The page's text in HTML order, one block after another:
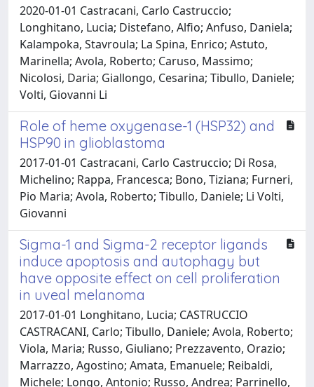
2020-01-01 Castracani, Carlo Castruccio;
Longhitano, Lucia; Distefano, Alfio; Anfuso, Daniela;
Kalampoka, Stavroula; La Spina, Enrico; Astuto,
Marinella; Avola, Roberto; Caruso, Massimo;
Nicolosi, Daria; Giallongo, Cesarina; Tibullo, Daniele;
Volti, Giovanni Li
Role of heme oxygenase-1 (HSP32) and
HSP90 in glioblastoma
2017-01-01 Castracani, Carlo Castruccio; Di Rosa,
Michelino; Rappa, Francesca; Bono, Tiziana; Furneri,
Pio Maria; Avola, Roberto; Tibullo, Daniele; Li Volti,
Giovanni
Sigma-1 and Sigma-2 receptor ligands
induce apoptosis and autophagy but
have opposite effect on cell proliferation
in uveal melanoma
2017-01-01 Longhitano, Lucia; CASTRUCCIO
CASTRACANI, Carlo; Tibullo, Daniele; Avola, Roberto;
Viola, Maria; Russo, Giuliano; Prezzavento, Orazio;
Marrazzo, Agostino; Amata, Emanuele; Reibaldi,
Michele; Longo, Antonio; Russo, Andrea; Parrinello,